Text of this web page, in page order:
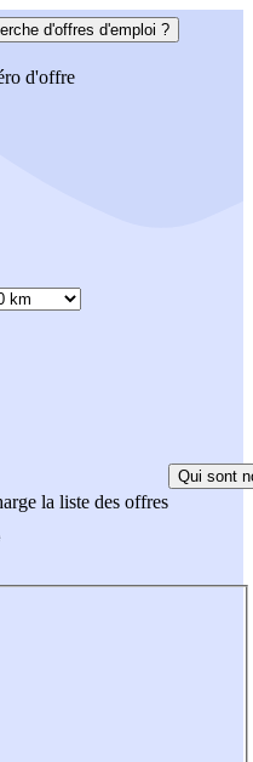
d'offres d'emploi ?
d'offre
la liste des offres
Qui sont